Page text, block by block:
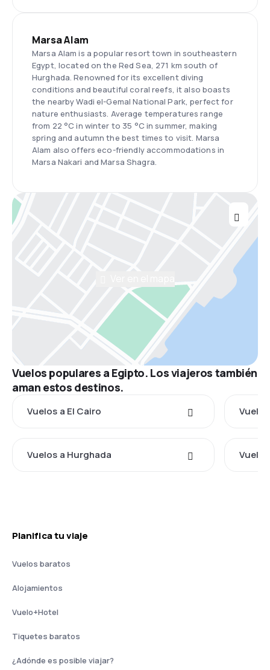
Marsa Alam
Marsa Alam is a popular resort town in southeastern
Egypt, located on the Red Sea, 271 km south of
Hurghada. Renowned for its excellent diving
conditions and beautiful coral reefs, it also boasts
the nearby Wadi el-Gemal National Park, perfect for
nature enthusiasts. Average temperatures range
from 22 °C in winter to 35 °C in summer, making
spring and autumn the best times to visit. Marsa
Alam also offers eco-friendly accommodations in
Marsa Nakari and Marsa Shagra.
Vuelos populares a Egipto. Los viajeros también
aman estos destinos.
Vuelos a El Cairo
Vuelos a Hurghada
Planifica tu viaje
Vuelos baratos
Alojamientos
Vuelo+Hotel
Tiquetes baratos
¿Adónde es posible viajar?